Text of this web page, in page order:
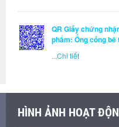
QR Giấy chứng
phẩm: Ống cống
Chi tiết
HÌNH ẢNH HOẠT